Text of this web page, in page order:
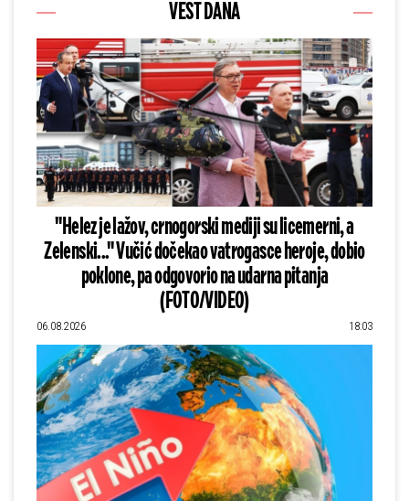
VEST DANA
"Helez je lažov, crnogorski mediji su licemerni, a
Zelenski..." Vučić dočekao vatrogasce heroje, dobio
poklone, pa odgovorio na udarna pitanja
(FOTO/VIDEO)
06.08.2026 18:03